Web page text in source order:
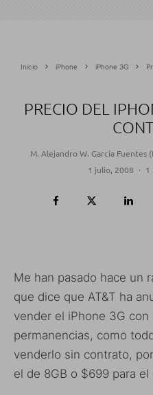
Inicio iPhone iPhone 3G
PRECIO DEL
M. Alejandro W. García Fuentes
1 julio, 2008 · 1
Me han pasado hace un
que dice que AT&T ha
vender el iPhone 3G
permanencias, como
venderlo sin contrato,
el de 8GB o $699 para el